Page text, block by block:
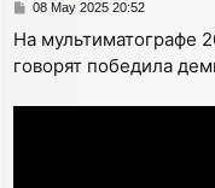
P
s
t
08 May 2025 20:52
На мультиматографе
говорят победила